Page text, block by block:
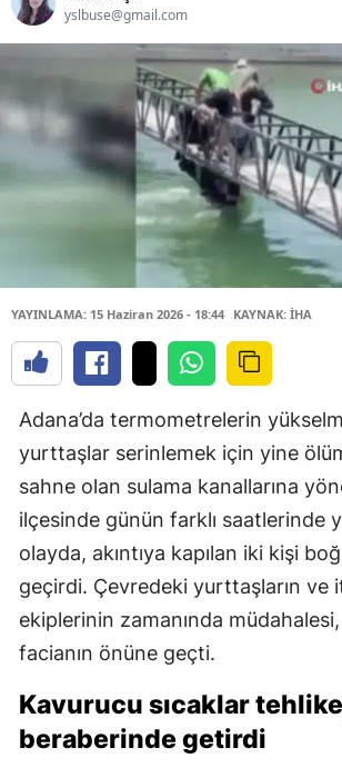
yslbuse@gmail.com
YAYINLAMA: 15 Haziran 2026 - 18:44 KAYNAK: İHA
Adana’da termometrelerin
yurttaşlar serinlemek için yine
sahne olan sulama kanallarına
ilçesinde günün farklı saatlerinde
olayda, akıntıya kapılan iki kişi
geçirdi. Çevredeki yurttaşların ve
ekiplerinin zamanında müdahalesi,
facianın önüne geçti.
Kavurucu sıcaklar
beraberinde getirdi